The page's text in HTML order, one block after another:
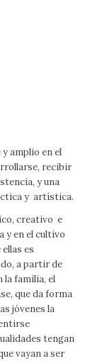
amplio en el
recibir
y una
y artística.
creativo e
y en el cultivo
es
a partir de
la familia, el
que da forma
jóvenes la
tengan
vayan a ser